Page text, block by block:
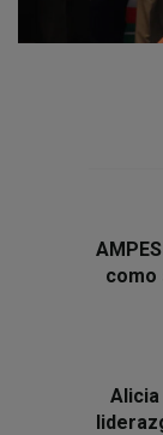
como